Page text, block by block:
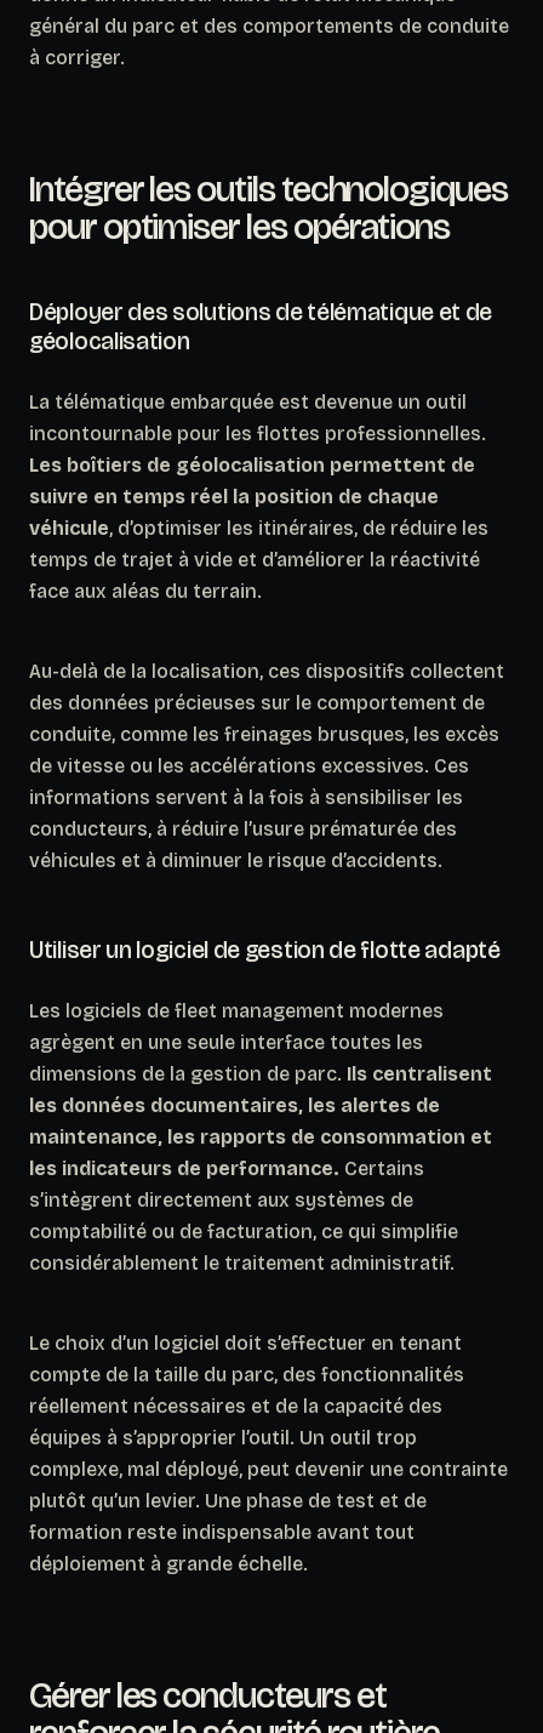
général du parc et des comportements de conduite
à corriger.
Intégrer les outils technologiques
pour optimiser les opérations
Déployer des solutions de télématique et de
géolocalisation
La télématique embarquée est devenue un outil
incontournable pour les flottes professionnelles.
Les boîtiers de géolocalisation permettent de
suivre en temps réel la position de chaque
véhicule, d’optimiser les itinéraires, de réduire les
temps de trajet à vide et d’améliorer la réactivité
face aux aléas du terrain.
Au-delà de la localisation, ces dispositifs collectent
des données précieuses sur le comportement de
conduite, comme les freinages brusques, les excès
de vitesse ou les accélérations excessives. Ces
informations servent à la fois à sensibiliser les
conducteurs, à réduire l’usure prématurée des
véhicules et à diminuer le risque d’accidents.
Utiliser un logiciel de gestion de flotte adapté
Les logiciels de fleet management modernes
agrègent en une seule interface toutes les
dimensions de la gestion de parc. Ils centralisent
les données documentaires, les alertes de
maintenance, les rapports de consommation et
les indicateurs de performance. Certains
s’intègrent directement aux systèmes de
comptabilité ou de facturation, ce qui simplifie
considérablement le traitement administratif.
Le choix d’un logiciel doit s’effectuer en tenant
compte de la taille du parc, des fonctionnalités
réellement nécessaires et de la capacité des
équipes à s’approprier l’outil. Un outil trop
complexe, mal déployé, peut devenir une contrainte
plutôt qu’un levier. Une phase de test et de
formation reste indispensable avant tout
déploiement à grande échelle.
Gérer les conducteurs et